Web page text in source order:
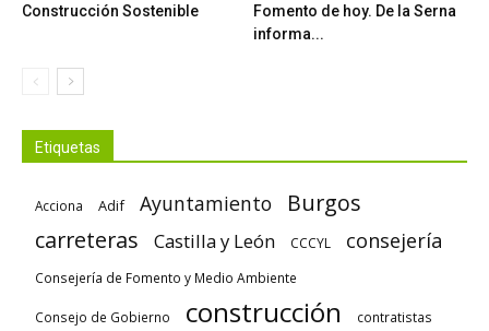
Construcción Sostenible
Fomento de hoy. De la Serna
informa...
Etiquetas
Acciona Adif Ayuntamiento
Burgos
carreteras
Castilla y León CCCYL consejería
Consejería de Fomento y Medio Ambiente
Consejo de Gobierno construcción contratistas